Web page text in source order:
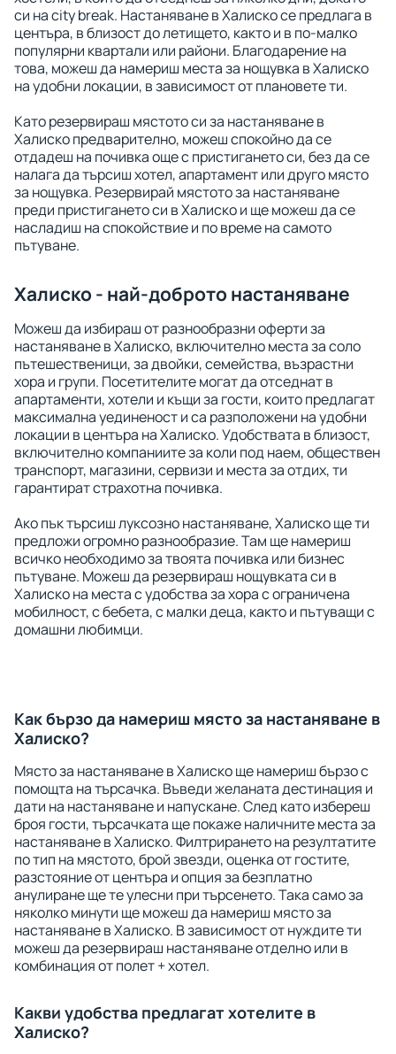
си на city break. Настаняване в Халиско се предлага в
центъра, в близост до летището, както и в по-малко
популярни квартали или райони. Благодарение на
това, можеш да намериш места за нощувка в Халиско
на удобни локации, в зависимост от плановете ти.
Като резервираш мястото си за настаняване в
Халиско предварително, можеш спокойно да се
отдадеш на почивка още с пристигането си, без да се
налага да търсиш хотел, апартамент или друго място
за нощувка. Резервирай мястото за настаняване
преди пристигането си в Халиско и ще можеш да се
насладиш на спокойствие и по време на самото
пътуване.
Халиско - най-доброто настаняване
Можеш да избираш от разнообразни оферти за
настаняване в Халиско, включително места за соло
пътешественици, за двойки, семейства, възрастни
хора и групи. Посетителите могат да отседнат в
апартаменти, хотели и къщи за гости, които предлагат
максимална уединеност и са разположени на удобни
локации в центъра на Халиско. Удобствата в близост,
включително компаниите за коли под наем, обществен
транспорт, магазини, сервизи и места за отдих, ти
гарантират страхотна почивка.
Ако пък търсиш луксозно настаняване, Халиско ще ти
предложи огромно разнообразие. Там ще намериш
всичко необходимо за твоята почивка или бизнес
пътуване. Можеш да резервираш нощувката си в
Халиско на места с удобства за хора с ограничена
мобилност, с бебета, с малки деца, както и пътуващи с
домашни любимци.
Как бързо да намериш място за настаняване в
Халиско?
Място за настаняване в Халиско ще намериш бързо с
помощта на търсачка. Въведи желаната дестинация и
дати на настаняване и напускане. След като избереш
броя гости, търсачката ще покаже наличните места за
настаняване в Халиско. Филтрирането на резултатите
по тип на мястото, брой звезди, оценка от гостите,
разстояние от центъра и опция за безплатно
анулиране ще те улесни при търсенето. Така само за
няколко минути ще можеш да намериш място за
настаняване в Халиско. В зависимост от нуждите ти
можеш да резервираш настаняване отделно или в
комбинация от полет + хотел.
Какви удобства предлагат хотелите в
Халиско?